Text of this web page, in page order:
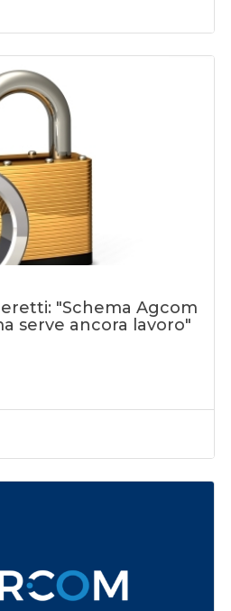
"Schema Agcom
serve ancora lavoro"